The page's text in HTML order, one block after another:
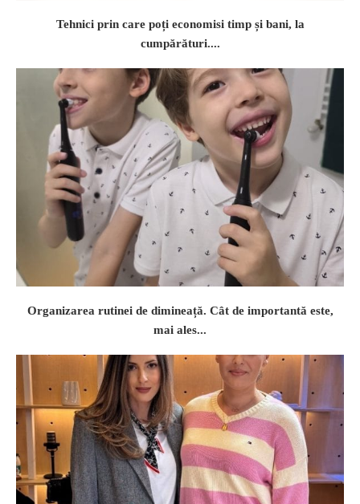
Tehnici prin care poți economisi timp și bani, la
cumpărături....
Organizarea rutinei de dimineață. Cât de importantă este,
mai ales...